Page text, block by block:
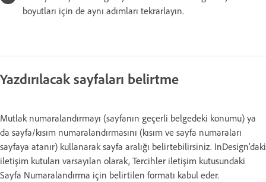
boyutları için de aynı adımları tekrarlayın.
Yazdırılacak sayfaları belirtme
Mutlak numaralandırmayı (sayfanın geçerli belgedeki konumu) ya
da sayfa/kısım numaralandırmasını (kısım ve sayfa numaraları
sayfaya atanır) kullanarak sayfa aralığı belirtebilirsiniz. InDesign'daki
iletişim kutuları varsayılan olarak, Tercihler iletişim kutusundaki
Sayfa Numaralandırma için belirtilen formatı kabul eder.